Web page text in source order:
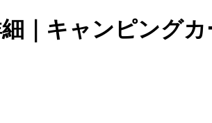
｜キャンピング